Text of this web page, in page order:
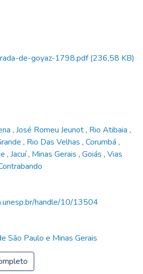
de-goyaz-1798.pdf(236,58 KB)
, José Romeu Jeunot, Rio Atibaia ,
, Rio Das Velhas , Corumbá ,
, Jacuí, Minas Gerais , Goiás , Vias
handle/10/13504
São Paulo e Minas Gerais